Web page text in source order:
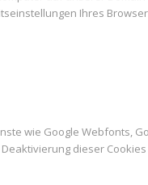
Ihres
wie Google Webfonts,
dieser